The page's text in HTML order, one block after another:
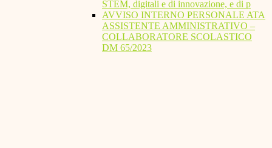
STEM, digitali e di innovazione, e di p
AVVISO INTERNO PERSONALE ATA
ASSISTENTE AMMINISTRATIVO –
COLLABORATORE SCOLASTICO
DM 65/2023